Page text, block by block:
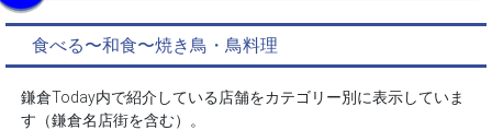
食べる〜和食〜焼き鳥・鳥料理
鎌倉Today内で紹介している店舗をカテゴリー別に表示していま
す（鎌倉名店街を含む）。